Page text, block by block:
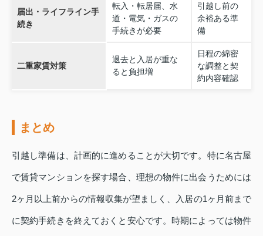
届出・ライフライン手
続き
転入・転居届、水
道・電気・ガスの
手続きが必要
引越し前の
余裕ある準
備
二重家賃対策
退去と入居が重な
ると負担増
日程の綿密
な調整と契
約内容確認
まとめ
引越し準備は、計画的に進めることが大切です。特に名古屋
で賃貸マンションを探す場合、理想の物件に出会うためには
2ヶ月以上前からの情報収集が望ましく、入居の1ヶ月前まで
に契約手続きを終えておくと安心です。時期によっては物件